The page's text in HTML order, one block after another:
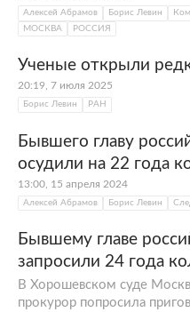
Алексей Абрамов Борис Левин
МОСКВА
РОССИЯ
Ученые открыли
20:19, 7 июля 2025
Борис Левин РАН
Бывшего главу
осудили на 22 года
13:00, 15 апреля 2024
Алексей Абрамов Борис Левин
Бывшему главе
запросили 24 года
В Хорошевском суде
прокурор попросила